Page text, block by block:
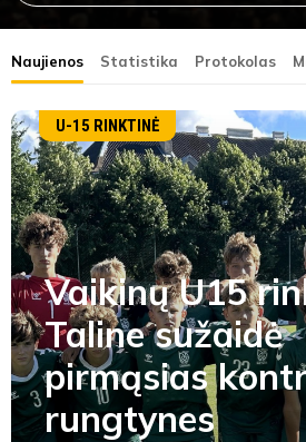
Naujienos Statistika Protokolas
U-15 RINKTINĖ
Vaikinų U15
Taline sužaidė
pirmąsias
rungtynes